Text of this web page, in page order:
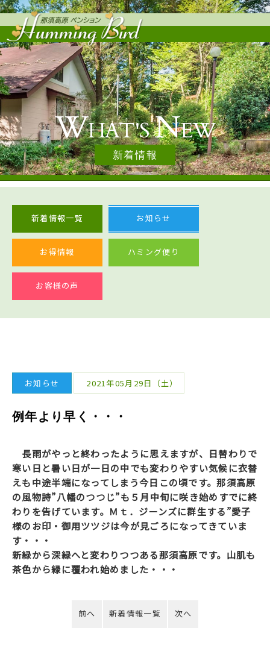
那須・
WHAT'SNEW
新着情報
新着情報一覧 お知らせ
お得情報 ハミング便り
お客様の声
お知らせ 2021年05月29日（土）
例年より早く・・・
長雨がやっと終わったように思えますが、日替わりで
寒い日と暑い日が一日の中でも変わりやすい気候に衣替
えも中途半端になってしまう今日この頃です。那須高原
の風物詩”八幡のつつじ”も５月中旬に咲き始めすでに終
わりを告げています。Ｍｔ．ジーンズに群生する”愛子
様のお印・御用ツツジは今が見ごろになってきていま
す・・・
新緑から深緑へと変わりつつある那須高原です。山肌も
茶色から緑に覆われ始めました・・・
前へ 新着情報一覧 次へ